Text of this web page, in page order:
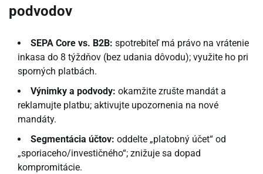
podvodov
SEPA Core vs. B2B: spotrebiteľ má právo na vrátenie
inkasa do 8 týždňov (bez udania dôvodu); využite ho pri
sporných platbách.
Výnimky a podvody: okamžite zrušte mandát a
reklamujte platbu; aktivujte upozornenia na nové
mandáty.
Segmentácia účtov: oddelte „platobný účet“ od
„sporiaceho/investičného“; znižuje sa dopad
kompromitácie.